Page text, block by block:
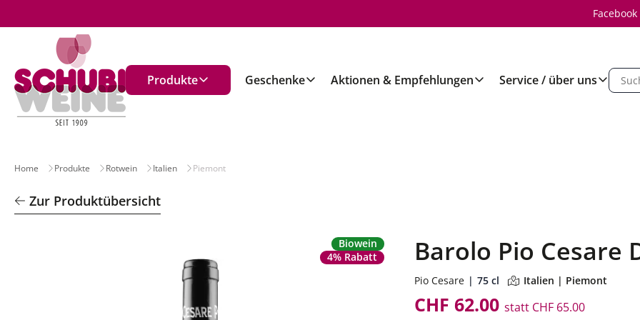
Facebook
Produkte Geschenke Aktionen & Empfehlungen Service / über uns
Home Produkte Rotwein Italien Piemont
Zur Produktübersicht
Biowein
4% Rabatt
Barolo Pio Cesare
Pio Cesare 75 cl Italien | Piemont
CHF 62.00 statt CHF 65.00